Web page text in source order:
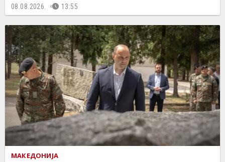
08.08.2026. 13:55
МАКЕДОНИЈА